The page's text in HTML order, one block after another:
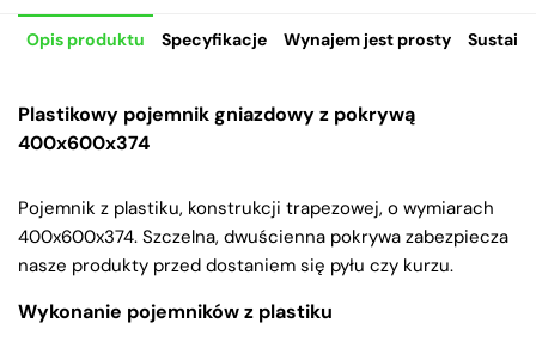
Opis produktu Specyfikacje Wynajem jest prosty
Plastikowy pojemnik gniazdowy z pokrywą
400x600x374
Pojemnik z plastiku, konstrukcji trapezowej, o wymiarach
400x600x374. Szczelna, dwuścienna pokrywa zabezpiecza
nasze produkty przed dostaniem się pyłu czy kurzu.
Wykonanie pojemników z plastiku